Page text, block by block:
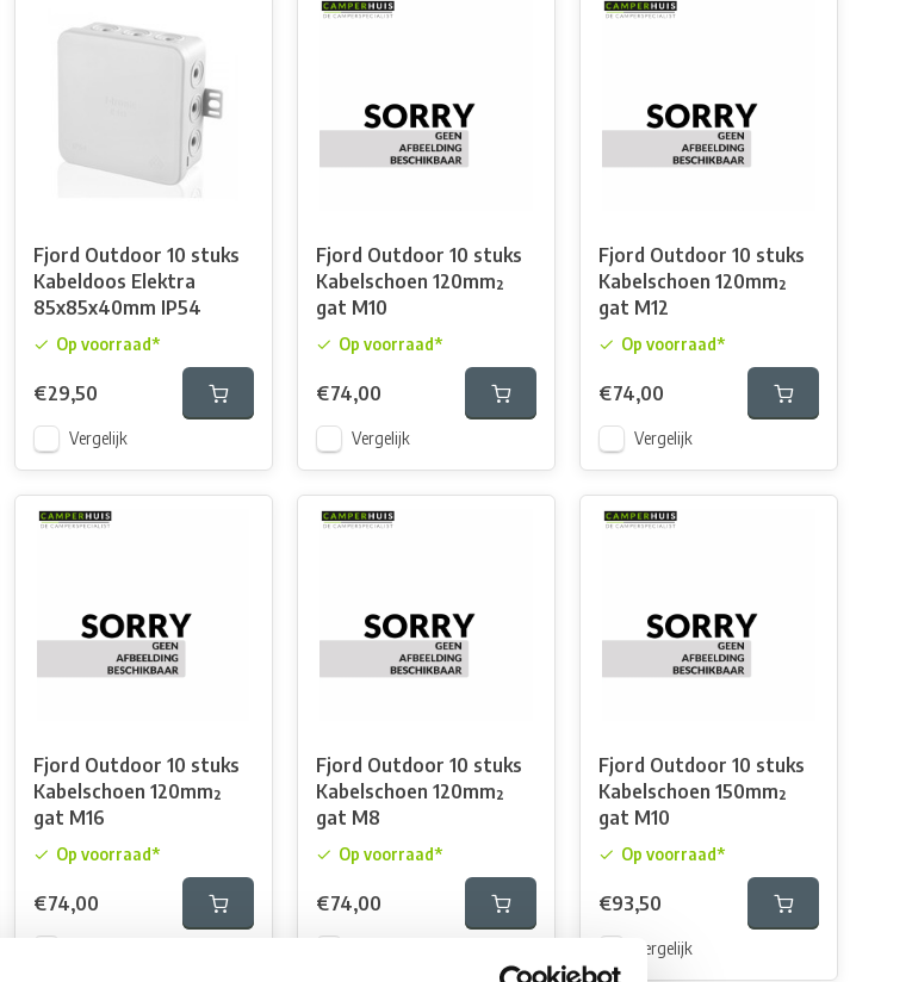
Fjord Outdoor 10 stuks
Kabeldoos Elektra
85x85x40mm IP54
Op voorraad*
€29,50
Vergelijk
Fjord Outdoor 10 stuks
Kabelschoen 120mm²
gat M10
Op voorraad*
€74,00
Vergelijk
Fjord Outdoor 10 stuks
Kabelschoen 120mm²
gat M12
Op voorraad*
€74,00
Vergelijk
Fjord Outdoor 10 stuks
Kabelschoen 120mm²
gat M16
Op voorraad*
€74,00
Fjord Outdoor 10 stuks
Kabelschoen 120mm²
gat M8
Op voorraad*
€74,00
Fjord Outdoor 10 stuks
Kabelschoen 150mm²
gat M10
Op voorraad*
€93,50
Vergelijk